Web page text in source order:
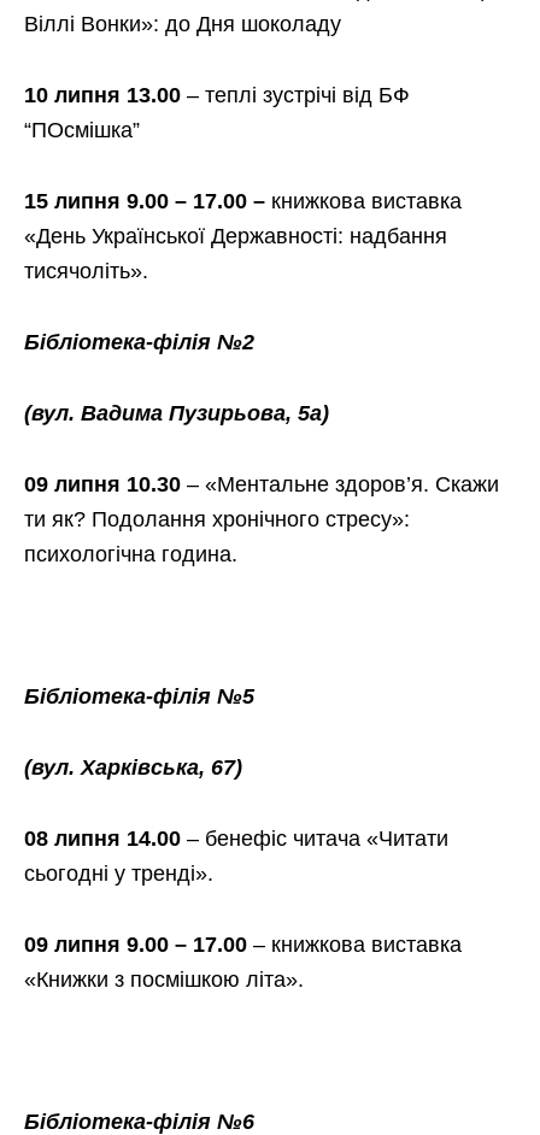
Віллі Вонки»: до Дня шоколаду
10 липня 13.00 – теплі зустрічі від БФ
“ПОсмішка”
15 липня 9.00 – 17.00 – книжкова виставка
«День Української Державності: надбання
тисячоліть».
Бібліотека-філія №2
(вул. Вадима Пузирьова, 5а)
09 липня 10.30 – «Ментальне здоров’я. Скажи
ти як? Подолання хронічного стресу»:
психологічна година.
Бібліотека-філія №5
(вул. Харківська, 67)
08 липня 14.00 – бенефіс читача «Читати
сьогодні у тренді».
09 липня 9.00 – 17.00 – книжкова виставка
«Книжки з посмішкою літа».
Бібліотека-філія №6